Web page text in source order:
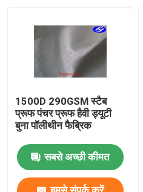
1500D 290GSM स्टैब
प्रूफ पंचर प्रूफ हैवी ड्यूटी
बुना पॉलीथीन फैब्रिक
सबसे अच्छी कीमत